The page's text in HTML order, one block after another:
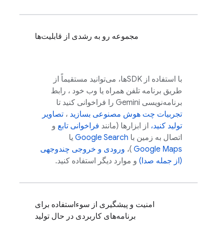
مجموعه رو به رشدی از قابلیت‌ها
با استفاده از SDKها، می‌توانید مستقیماً از
طریق برنامه تلفن همراه یا وب خود ، رابط
برنامه‌نویسی Gemini را
فراخوانی کنید تا
تجربیات چت هوش مصنوعی بسازید ، تصاویر
تولید کنید، از ابزارها (مانند فراخوانی تابع و
اتصال به زمین با Google Search یا
Google Maps )، ورودی و خروجی چندوجهی
(از جمله صدا) و موارد دیگر استفاده کنید.
امنیت و پیشگیری از سوءاستفاده برای
برنامه‌های کاربردی در حال تولید